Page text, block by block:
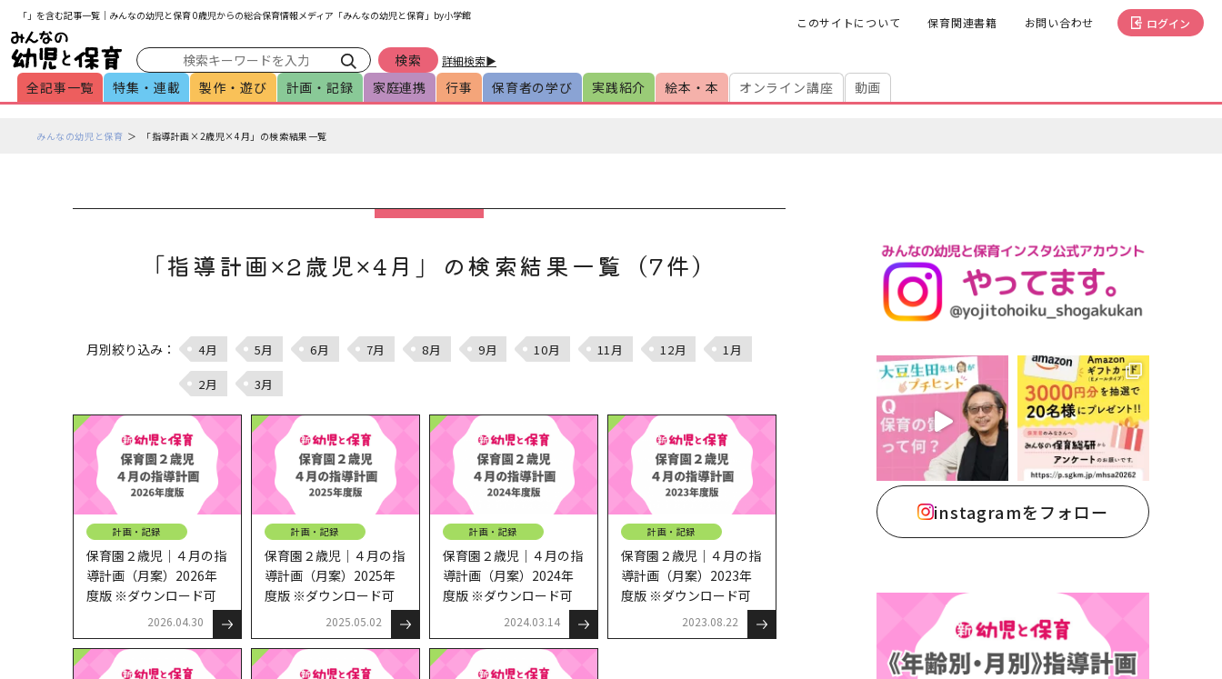
「」を含む記事一覧｜みんなの幼児と保育 0歳児からの総合保育情報メディア「みんなの幼児と保育」by小学館 このサイトについて 保育関連書籍 お問い合わせ ログイン
詳細検索▶
全記事一覧 特集・連載 製作・遊び 計画・記録 家庭連携 行事 保育者の学び 実践紹介 絵本・本 オンライン講座 動画
みんなの幼児と保育 「指導計画×2歳児×4月」の検索結果一覧
「指導計画×2歳児×4月」の検索結果一覧（7件）
月別絞り込み： 4月 5月 6月 7月 8月 9月 10月 11月 12月
1月
2月
3月
計画・記録
保育園２歳児｜４月の指
導計画（月案）2026年
度版 ※ダウンロード可
2026.04.30
計画・記録
保育園２歳児｜４月の指
導計画（月案）2025年
度版 ※ダウンロード可
2025.05.02
計画・記録
保育園２歳児｜４月の指
導計画（月案）2024年
度版 ※ダウンロード可
2024.03.14
計画・記録
保育園２歳児｜４月の指
導計画（月案）2023年
度版 ※ダウンロード可
2023.08.22
instagramをフォロー